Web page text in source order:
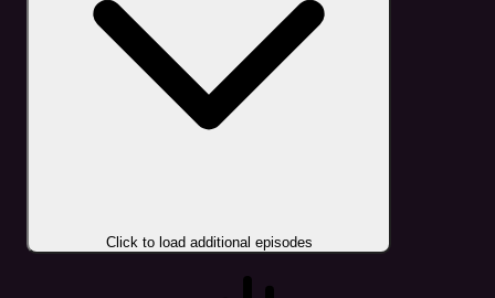
Click to load additional episodes